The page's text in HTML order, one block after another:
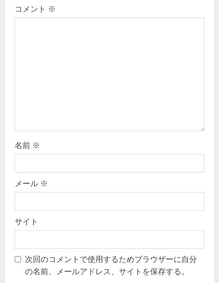
g
コメント ※
名前 ※
メール ※
サイト
次回のコメントで使用するためブラウザーに自分
の名前、メールアドレス、サイトを保存する。